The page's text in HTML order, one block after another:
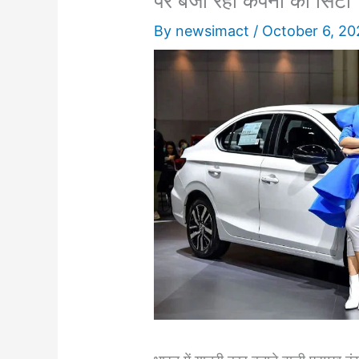
By newsimact / October 6,